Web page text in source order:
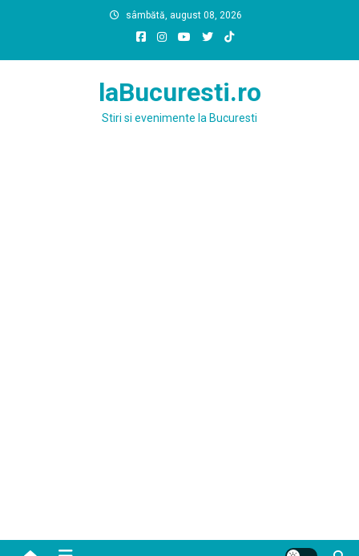
sâmbătă, august 08, 2026
laBucuresti.ro
Stiri si evenimente la Bucuresti